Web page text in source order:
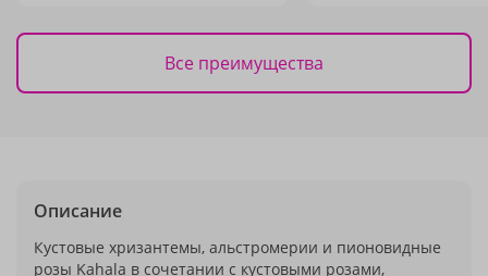
Все преимущества
Описание
Кустовые хризантемы, альстромерии и пионовидные
розы Kahala в сочетании с кустовыми розами,